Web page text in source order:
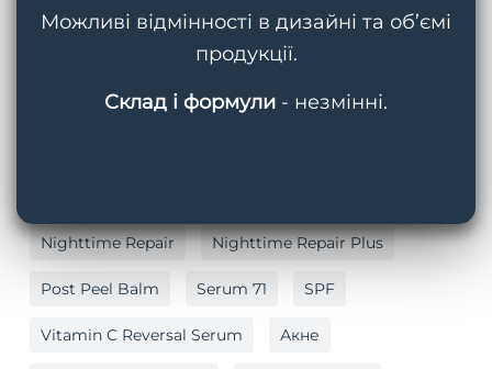
AquaPorin Hydrating Cream BMED
Cleansing Gel With Mandelic Acid
Hydralox Light Day Sunscreen SPF 37
Nighttime Repair Nighttime Repair Plus
Post Peel Balm Serum 71 SPF
Vitamin C Reversal Serum Акне
Можливі відмінності в дизайні та об’ємі
продукції.
Склад і формули - незмінні.